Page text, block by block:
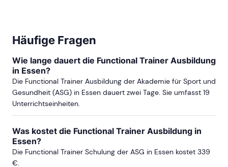
Häufige Fragen
Wie lange dauert die Functional Trainer Ausbildung
in Essen?
Die Functional Trainer Ausbildung der Akademie für Sport und
Gesundheit (ASG) in Essen dauert zwei Tage. Sie umfasst 19
Unterrichtseinheiten.
Was kostet die Functional Trainer Ausbildung in
Essen?
Die Functional Trainer Schulung der ASG in Essen kostet 339
€.